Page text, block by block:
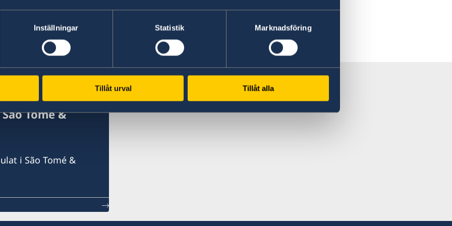
Inställningar Statistik Marknadsföring
Tillåt urval Tillåt alla
+46 770 456 920 Europeiska ERV Alarm
+45 33 15 60 60
Tomé &
i São Tomé &